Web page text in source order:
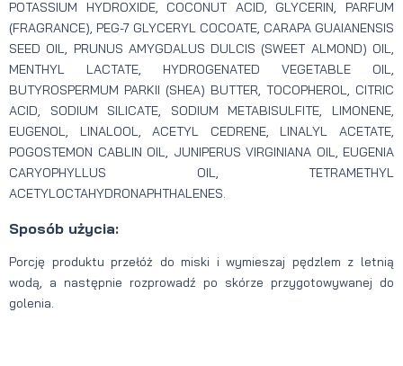
POTASSIUM HYDROXIDE, COCONUT ACID, GLYCERIN, PARFUM
(FRAGRANCE), PEG-7 GLYCERYL COCOATE, CARAPA GUAIANENSIS
SEED OIL, PRUNUS AMYGDALUS DULCIS (SWEET ALMOND) OIL,
MENTHYL LACTATE, HYDROGENATED VEGETABLE OIL,
BUTYROSPERMUM PARKII (SHEA) BUTTER, TOCOPHEROL, CITRIC
ACID, SODIUM SILICATE, SODIUM METABISULFITE, LIMONENE,
EUGENOL, LINALOOL, ACETYL CEDRENE, LINALYL ACETATE,
POGOSTEMON CABLIN OIL, JUNIPERUS VIRGINIANA OIL, EUGENIA
CARYOPHYLLUS OIL, TETRAMETHYL
ACETYLOCTAHYDRONAPHTHALENES.
Sposób użycia:
Porcję produktu przełóż do miski i wymieszaj pędzlem z letnią
wodą, a następnie rozprowadź po skórze przygotowywanej do
golenia.